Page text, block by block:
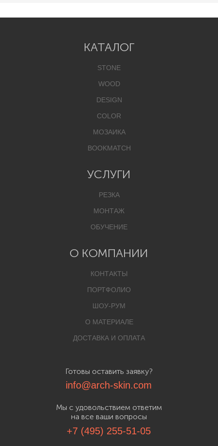
Готовы оставить заявку?
info@arch-skin.com
Мы с удовольствием ответим
на все ваши вопросы
+7 (495) 255-51-05
КАТАЛОГ
STONE
WOOD
DESIGN
COLOR
МОЗАИКА
BOOKMATCH
УСЛУГИ
РЕЗКА
МОНТАЖ
ОБУЧЕНИЕ
О КОМПАНИИ
КОНТАКТЫ
ПОРТФОЛИО
ШОУ-РУМ
О МАТЕРИАЛЕ
ДОСТАВКА И ОПЛАТА